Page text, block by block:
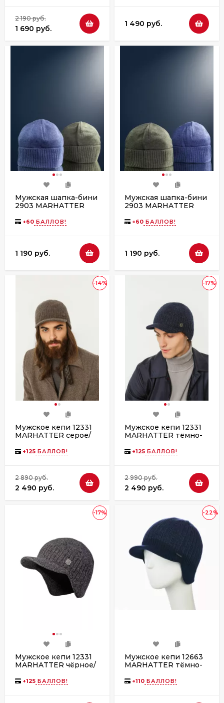
2 190 руб.
1 690 руб.
1 490 руб.
Мужская шапка-бини
2903 MARHATTER
+60 БАЛЛОВ!
1 190 руб.
Мужская шапка-бини
2903 MARHATTER
+60 БАЛЛОВ!
1 190 руб.
-14%
Мужское кепи 12331
MARHATTER серое/
+125 БАЛЛОВ!
2 890 руб.
2 490 руб.
-17%
Мужское кепи 12331
MARHATTER тёмно-
+125 БАЛЛОВ!
2 990 руб.
2 490 руб.
-17%
Мужское кепи 12331
MARHATTER чёрное/
+125 БАЛЛОВ!
-22%
Мужское кепи 12663
MARHATTER тёмно-
+110 БАЛЛОВ!